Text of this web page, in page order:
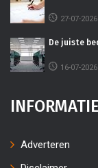
27-07-2026
De juiste
16-07-2026
INFORMATIE
Adverteren